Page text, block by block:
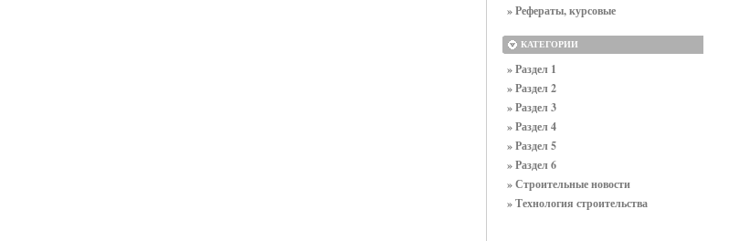
» Рефераты, курсовые
КАТЕГОРИИ
» Раздел 1
» Раздел 2
» Раздел 3
» Раздел 4
» Раздел 5
» Раздел 6
» Строительные новости
» Технология строительства